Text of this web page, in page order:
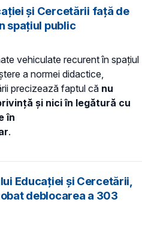
și Cercetării față de
spațiul public
vehiculate recurent în spațiul
a normei didactice,
precizează faptul că nu
și nici în legătură cu
în
.
Educației și Cercetării,
deblocarea a 303